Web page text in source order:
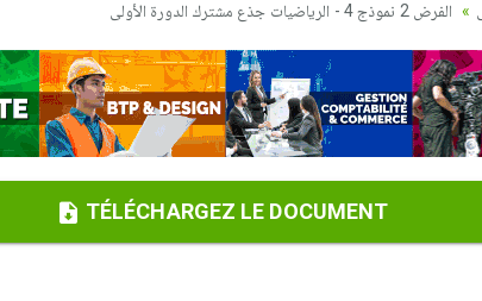
الفرض 2 نموذج 4 - الرياضيات جذع مشترك الدورة الأولى
TÉLÉCHARGEZ LE DOCUMENT